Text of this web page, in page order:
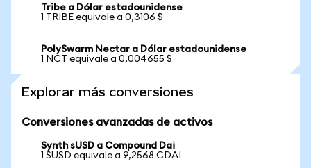
Tribe a Dólar estadounidense
1 TRIBE equivale a 0,3106 $
PolySwarm Nectar a Dólar estadounidense
1 NCT equivale a 0,004655 $
Explorar más conversiones
Conversiones avanzadas de activos
Synth sUSD a Compound Dai
1 SUSD equivale a 9,2568 CDAI